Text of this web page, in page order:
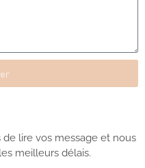
lire vos message et nous
meilleursdélais.